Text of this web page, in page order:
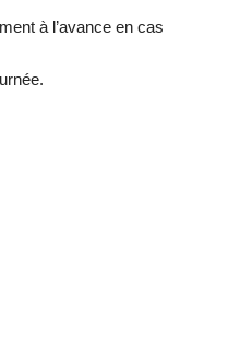
à l’avance en cas